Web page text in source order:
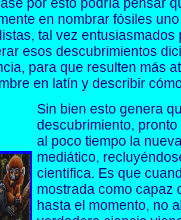
en nombrar fósiles
tal vez
esos descubrimientos
para que resulten más
en latín y describir
Sin bien esto genera
descubrimiento,
al poco tiempo la
mediático,
científica. Es que
mostrada como capaz
hasta el momento, no